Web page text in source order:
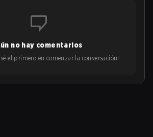
no hay comentarios
el primero en comenzar la conversación!